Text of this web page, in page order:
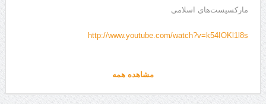
مارکسیست‌های اسلامی
http://www.youtube.com/watch?v=k54IOKl1l8s
مشاهده همه